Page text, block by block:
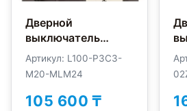
Дверной
выключатель
безопасности
Leuze Electronic
MLM24
Артикул: L100-P3C3-
M20-MLM24
105 600 ₸